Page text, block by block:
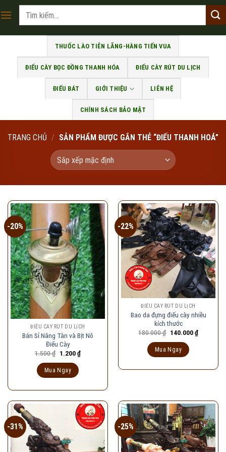
to
Tìm
THUỐC LÀO TIÊN LÃNG-HÀNG TIẾN VUA
ĐIẾU CÀY BỌC ĐỒNG THANH HÓA ĐIẾU CÀY RÚT DU LỊCH
ĐIẾU BÁT GIỚI THIỆU LIÊN HỆ
CHÍNH SÁCH BẢO MẬT
TRANG CHỦ / SẢN PHẨM ĐƯỢC GẮN THẺ “ĐIẾU THANH HOÁ”
-20%
ĐIẾU CÀY RÚT DU LỊCH
Bán Sỉ Nâng Tàn và Bịt Nõ
Điếu Cày
1.500₫ Giá
1.500 ₫.
1.200₫Giá
hiện
Mua Ngay
-22%
ĐIẾU CÀY RÚT DU LỊCH
Bao da đựng điếu cày nhiều
kích thước
180.000₫ Giá
180.000 ₫.
140.000₫Giá
hiện
Mua Ngay
-31% -25%